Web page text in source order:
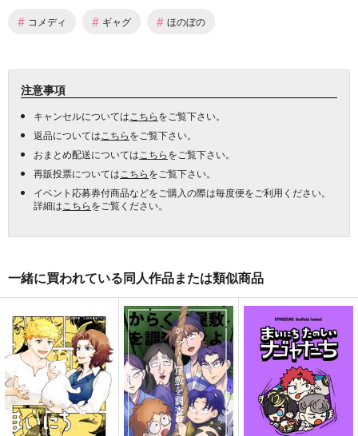
# コメディ # ギャグ # ほのぼの
注意事項
キャンセルについては こちらをご覧下さい。
返品については こちらをご覧下さい。
おまとめ配送については こちらをご覧下さい。
再販投票については こちらをご覧下さい。
イベント応募券付商品などをご購入の際は毎度便をご利用ください。
詳細は こちらをご覧ください。
一緒に買われている同人作品または類似商品